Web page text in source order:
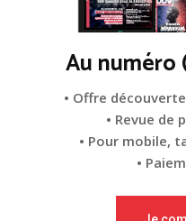
Au numéro
• Offre
• Revue de
• Pour mobile,
•